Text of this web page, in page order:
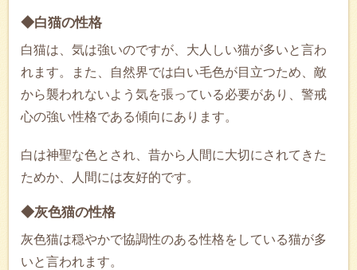
◆白猫の性格
白猫は、気は強いのですが、大人しい猫が多いと言わ
れます。また、自然界では白い毛色が目立つため、敵
から襲われないよう気を張っている必要があり、警戒
心の強い性格である傾向にあります。
白は神聖な色とされ、昔から人間に大切にされてきた
ためか、人間には友好的です。
◆灰色猫の性格
灰色猫は穏やかで協調性のある性格をしている猫が多
いと言われます。